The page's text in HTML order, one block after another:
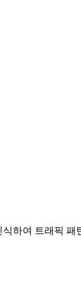
하여 트래픽 패